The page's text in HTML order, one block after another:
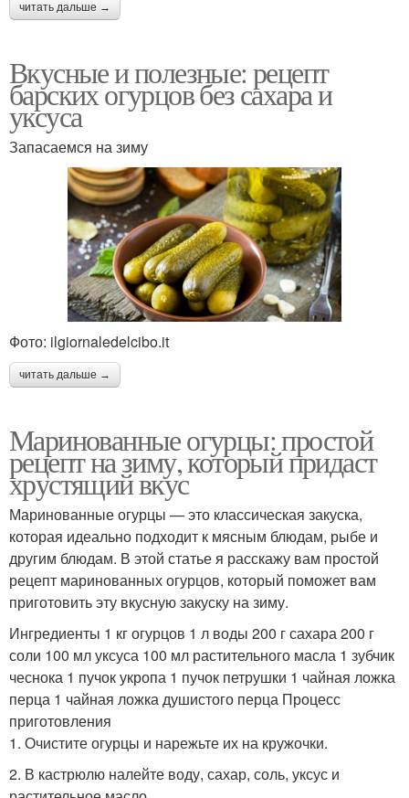
читать дальше →
Вкусные и полезные: рецепт
барских огурцов без сахара и
уксуса
Запасаемся на зиму
Фото: ilgiornaledelcibo.it
читать дальше →
Маринованные огурцы: простой
рецепт на зиму, который придаст
хрустящий вкус
Маринованные огурцы — это классическая закуска,
которая идеально подходит к мясным блюдам, рыбе и
другим блюдам. В этой статье я расскажу вам простой
рецепт маринованных огурцов, который поможет вам
приготовить эту вкусную закуску на зиму.
Ингредиенты 1 кг огурцов 1 л воды 200 г сахара 200 г
соли 100 мл уксуса 100 мл растительного масла 1 зубчик
чеснока 1 пучок укропа 1 пучок петрушки 1 чайная ложка
перца 1 чайная ложка душистого перца Процесс
приготовления
1. Очистите огурцы и нарежьте их на кружочки.
2. В кастрюлю налейте воду, сахар, соль, уксус и